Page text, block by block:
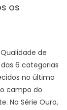
os
de
6 categorias
no último
campo do
Na Série Ouro,